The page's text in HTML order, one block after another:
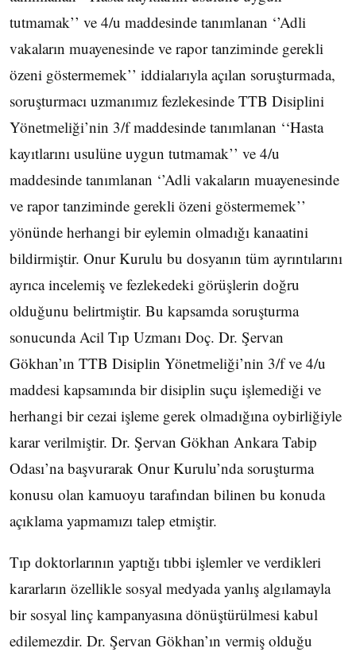
tutmamak’’ ve 4/u maddesinde tanımlanan ‘’Adli
vakaların muayenesinde ve rapor tanziminde gerekli
özeni göstermemek’’ iddialarıyla açılan soruşturmada,
soruşturmacı uzmanımız fezlekesinde TTB Disiplini
Yönetmeliği’nin 3/f maddesinde tanımlanan ‘‘Hasta
kayıtlarını usulüne uygun tutmamak’’ ve 4/u
maddesinde tanımlanan ‘’Adli vakaların muayenesinde
ve rapor tanziminde gerekli özeni göstermemek’’
yönünde herhangi bir eylemin olmadığı kanaatini
bildirmiştir. Onur Kurulu bu dosyanın tüm ayrıntılarını
ayrıca incelemiş ve fezlekedeki görüşlerin doğru
olduğunu belirtmiştir. Bu kapsamda soruşturma
sonucunda Acil Tıp Uzmanı Doç. Dr. Şervan
Gökhan’ın TTB Disiplin Yönetmeliği’nin 3/f ve 4/u
maddesi kapsamında bir disiplin suçu işlemediği ve
herhangi bir cezai işleme gerek olmadığına oybirliğiyle
karar verilmiştir. Dr. Şervan Gökhan Ankara Tabip
Odası’na başvurarak Onur Kurulu’nda soruşturma
konusu olan kamuoyu tarafından bilinen bu konuda
açıklama yapmamızı talep etmiştir.
Tıp doktorlarının yaptığı tıbbi işlemler ve verdikleri
kararların özellikle sosyal medyada yanlış algılamayla
bir sosyal linç kampanyasına dönüştürülmesi kabul
edilemezdir. Dr. Şervan Gökhan’ın vermiş olduğu